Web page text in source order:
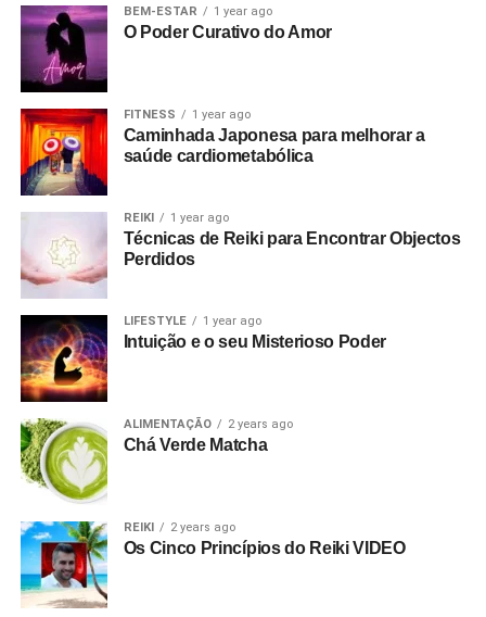
BEM-ESTAR 1 year ago
O Poder Curativo do Amor
FITNESS 1 year ago
Caminhada Japonesa para melhorar a
saúde cardiometabólica
REIKI 1 year ago
Técnicas de Reiki para Encontrar Objectos
Perdidos
LIFESTYLE 1 year ago
Intuição e o seu Misterioso Poder
ALIMENTAÇÃO 2 years ago
Chá Verde Matcha
REIKI 2 years ago
Os Cinco Princípios do Reiki VIDEO